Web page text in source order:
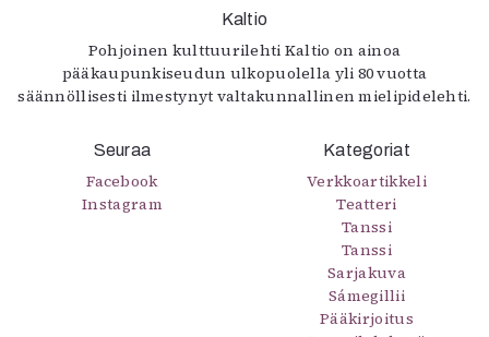
Kaltio
Pohjoinen kulttuurilehti Kaltio on ainoa
pääkaupunkiseudun ulkopuolella yli 80 vuotta
säännöllisesti ilmestynyt valtakunnallinen mielipidelehti.
Seuraa
Facebook
Instagram
Kategoriat
Verkkoartikkeli
Teatteri
Tanssi
Tanssi
Sarjakuva
Sámegillii
Pääkirjoitus